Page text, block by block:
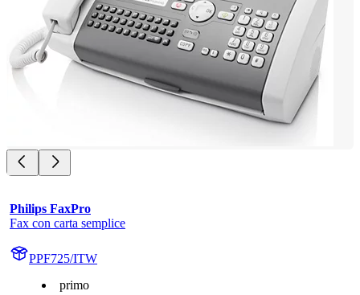
Philips FaxPro
Fax con carta semplice
PPF725/ITW
primo